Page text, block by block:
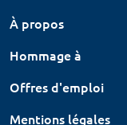
À propos
Hommage à
Offres d'emploi
Mentions légales